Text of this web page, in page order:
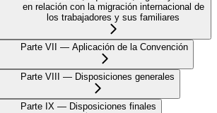
en relación con la migración internacional de
los trabajadores y sus familiares
Parte VII — Aplicación de la Convención
Parte VIII — Disposiciones generales
Parte IX — Disposiciones finales